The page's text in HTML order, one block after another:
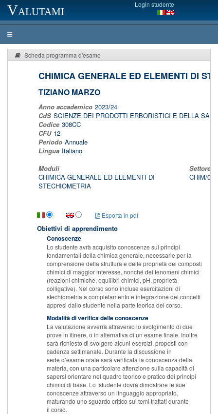
Valutami Login studente
Scheda programma d'esame
CHIMICA GENERALE ED ELEMENTI DI
TIZIANO MARZO
Anno accademico 2023/24
CdS SCIENZE DEI PRODOTTI ERBORISTICI E DELLA
Codice 308CC
CFU 12
Periodo Annuale
Lingua Italiano
Moduli
Settore/i
CHIMICA GENERALE ED ELEMENTI DI
STECHIOMETRIA
CHIM/03
Esporta in pdf
Obiettivi di apprendimento
Conoscenze
Lo studente avrà acquisito conoscenze sui principi
fondamentali della chimica generale, necessarie per la
comprensione della struttura e delle proprietà dei composti
chimici di maggior interesse, nonché dei fenomeni chimici
(reazioni chimiche, equilibri chimici, pH, proprietà
colligative). Nel corso sono incluse esercitazioni di
stechiometria a completamento e integrazione dei concetti
appresi dallo studente nella parte teorica del corso.
Modalità di verifica delle conoscenze
La valutazione avverrà attraverso lo svolgimento di due
prove in itinere, o in alternativa di un esame finale. Inoltre
sarà richiesto di svolgere alcuni esercizi, proposti con
cadenza settimanale. Durante la discussione in
sede d’esame orale sarà verificata la conoscenza della
materia, con una particolare attenzione sulla capacità di
sapersi orientare nel quadro teorico e pratico dei principi
chimici di base. Lo studente dovrà dimostrare le sue
conoscenze attraverso un linguaggio appropriato,
maturando uno sguardo critico sui temi trattati durante
il corso.